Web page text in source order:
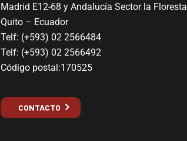
Madrid E12-68 y Andalucía Sector la Floresta
Quito – Ecuador
Telf: (+593) 02 2566484
Telf: (+593) 02 2566492
Código postal:170525
CONTACTO